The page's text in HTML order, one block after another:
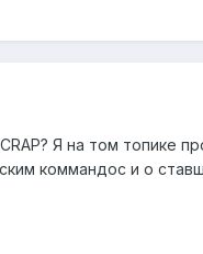
Я на том топике
коммандос и о